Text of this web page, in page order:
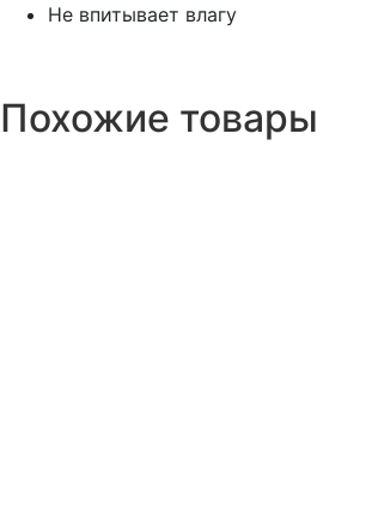
Не впитывает влагу
Похожие товары